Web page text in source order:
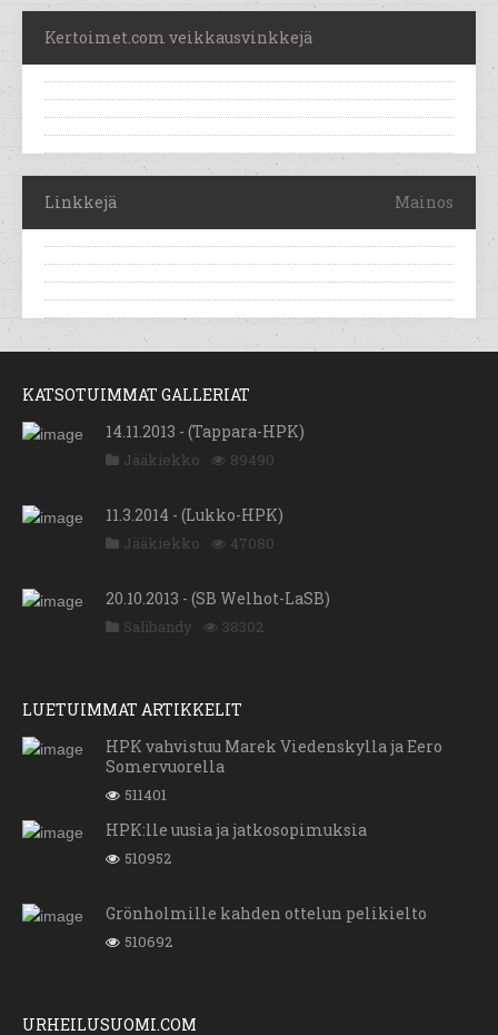
Kertoimet.com veikkausvinkkejä
Linkkejä Mainos
KATSOTUIMMAT GALLERIAT
14.11.2013 - (Tappara-HPK)
Jääkiekko 89490
11.3.2014 - (Lukko-HPK)
Jääkiekko 47080
20.10.2013 - (SB Welhot-LaSB)
Salibandy 38302
LUETUIMMAT ARTIKKELIT
HPK vahvistuu Marek Viedenskylla ja Eero
Somervuorella
511401
HPK:lle uusia ja jatkosopimuksia
510952
Grönholmille kahden ottelun pelikielto
510692
URHEILUSUOMI.COM